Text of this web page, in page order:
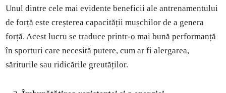
Unul dintre cele mai evidente beneficii ale antrenamentului
de forță este creșterea capacității mușchilor de a genera
forță. Acest lucru se traduce printr-o mai bună performanță
în sporturi care necesită putere, cum ar fi alergarea,
săriturile sau ridicările greutăților.